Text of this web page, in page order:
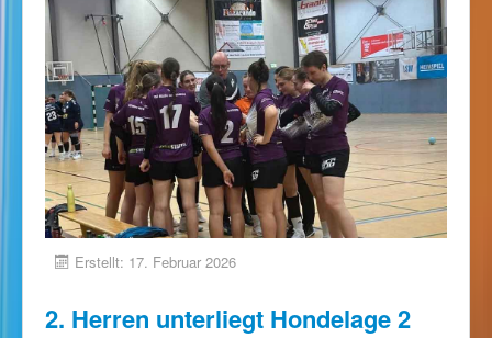
Erstellt: 17. Februar 2026
2. Herren unterliegt Hondelage 2